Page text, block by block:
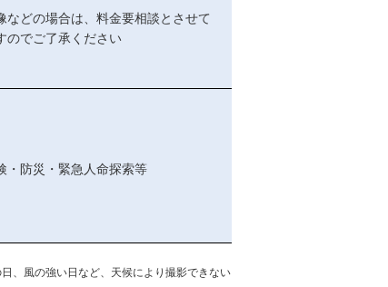
などの場合は、料金要相談とさせて
のでご了承ください
・防災・緊急人命探索等
、風の強い日など、天候により撮影できない